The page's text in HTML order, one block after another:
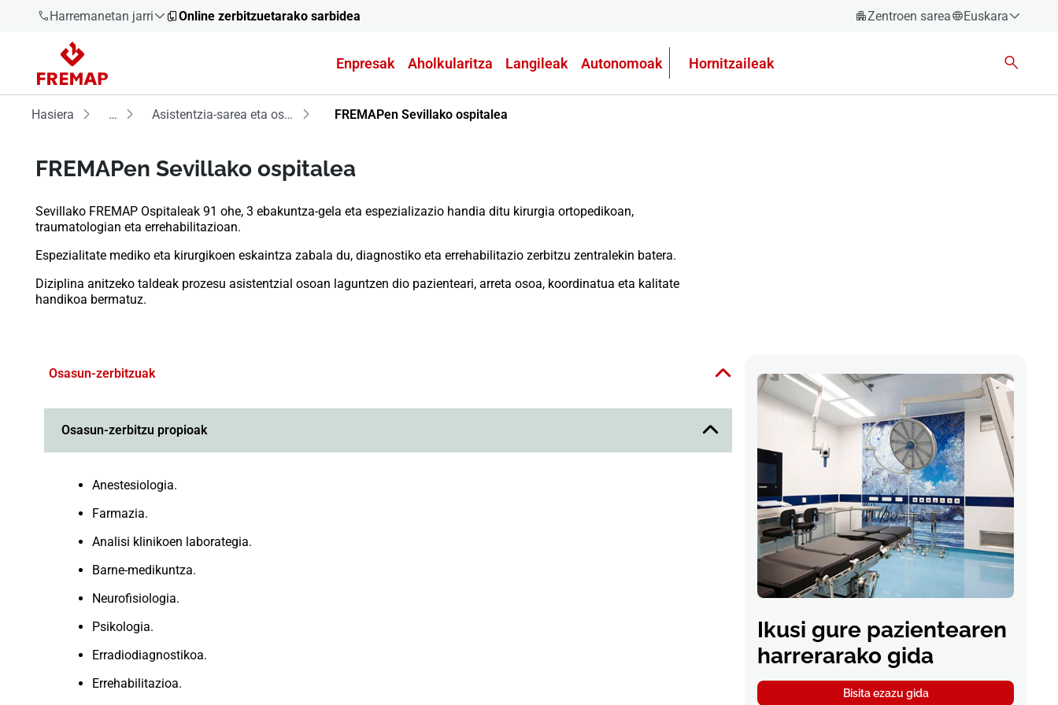
Harremanetan jarri
900 61 00
61
900 61 00
61
Online zerbitzuetarako sarbidea Zentroen sarea
Euskara
Enpresak Aholkularitza Langileak Autonomoak Hornitzaileak
Hasiera … Asistentzia-sarea eta osasun-egitura FREMAPen Sevillako ospitalea
FREMAPen Sevillako ospitalea
Sevillako FREMAP Ospitaleak 91 ohe, 3 ebakuntza-gela eta espezializazio handia ditu kirurgia ortopedikoan,
traumatologian eta errehabilitazioan.
Espezialitate mediko eta kirurgikoen eskaintza zabala du, diagnostiko eta errehabilitazio zerbitzu zentralekin batera.
Diziplina anitzeko taldeak prozesu asistentzial osoan laguntzen dio pazienteari, arreta osoa, koordinatua eta kalitate
handikoa bermatuz.
Osasun-zerbitzuak
Osasun-zerbitzu propioak
Anestesiologia.
Farmazia.
Analisi klinikoen laborategia.
Barne-medikuntza.
Neurofisiologia.
Psikologia.
Erradiodiagnostikoa.
Errehabilitazioa.
Ikusi gure pazientearen
harrerarako gida
Bisita ezazu gida